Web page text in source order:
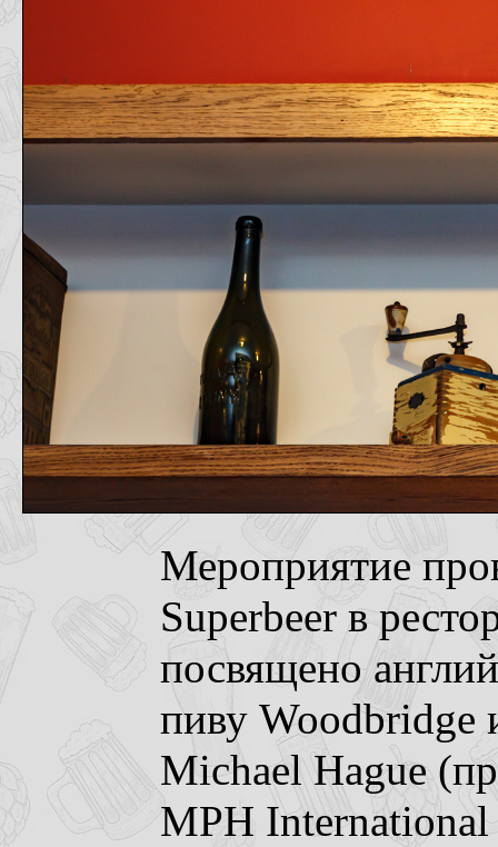
Мероприятие
Superbeer в
посвящено
пиву Woodbridge
Michael Hague
MPH